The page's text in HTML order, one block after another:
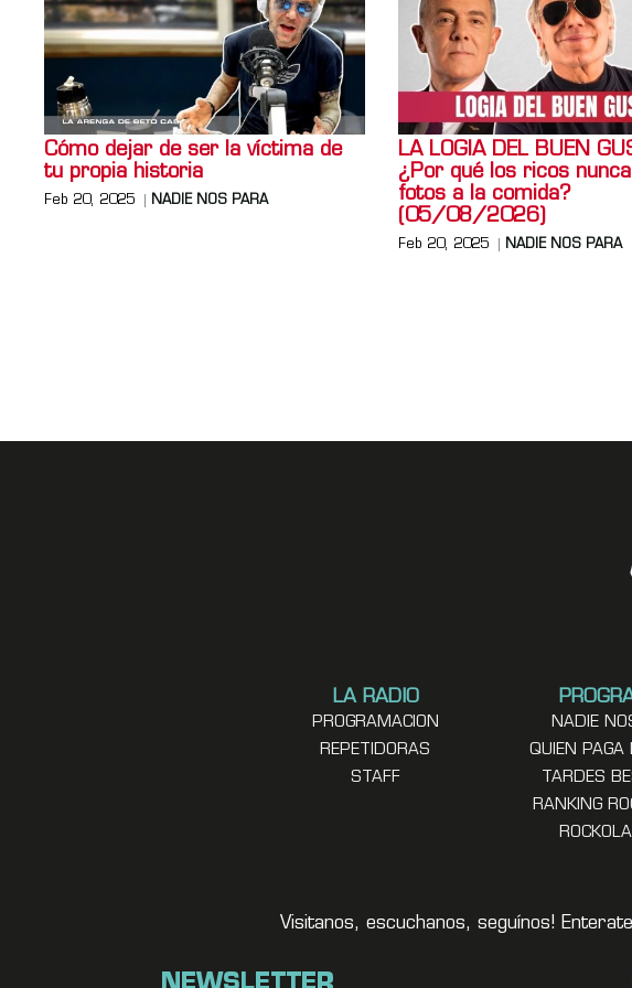
Cómo dejar de ser la víctima de
tu propia historia
Feb 20, 2025 NADIE NOS PARA
LA LOGIA DEL BUEN
¿Por qué los ricos
fotos a la comida?
(05/08/2026)
Feb 20, 2025 NADIE NOS PARA
LA RADIO
PROGRAMACION
REPETIDORAS
STAFF
NADIE
QUIEN PAGA
TARDES
RANKING
Visitanos, escuchanos, seguínos!